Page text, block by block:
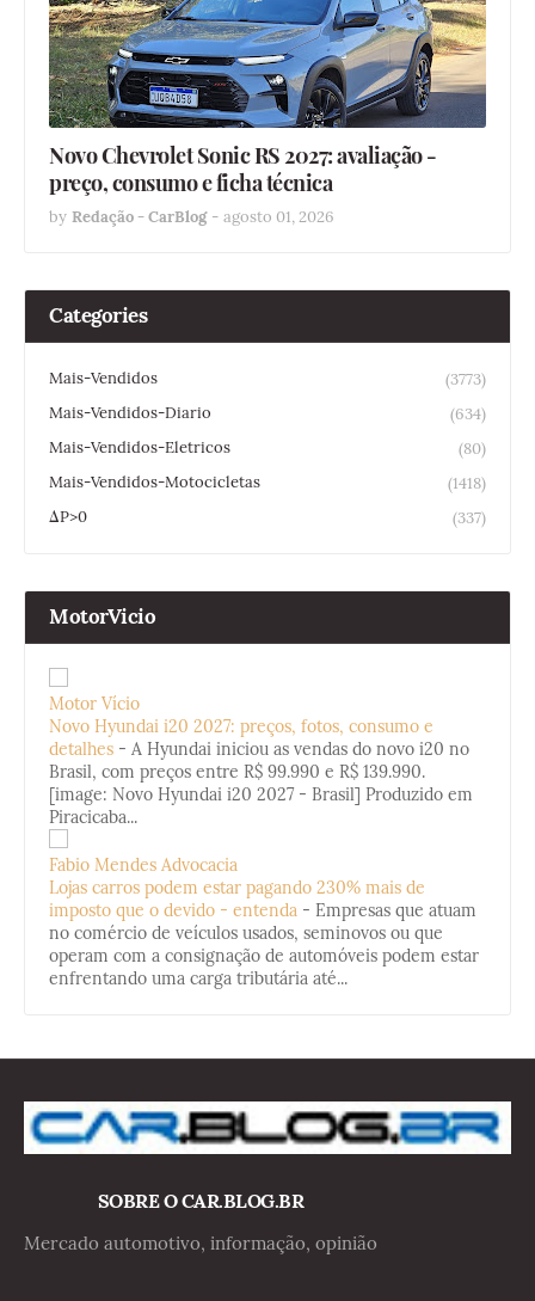
Novo Chevrolet Sonic RS 2027: avaliação -
preço, consumo e ficha técnica
by Redação - CarBlog - agosto 01, 2026
Categories
Mais-Vendidos
(3773)
Mais-Vendidos-Diario
(634)
Mais-Vendidos-Eletricos
(80)
Mais-Vendidos-Motocicletas
(1418)
ΔP>0
(337)
MotorVicio
Motor Vício
Novo Hyundai i20 2027: preços, fotos, consumo e
detalhes - A Hyundai iniciou as vendas do novo i20 no
Brasil, com preços entre R$ 99.990 e R$ 139.990.
[image: Novo Hyundai i20 2027 - Brasil] Produzido em
Piracicaba...
Fabio Mendes Advocacia
Lojas carros podem estar pagando 230% mais de
imposto que o devido - entenda - Empresas que atuam
no comércio de veículos usados, seminovos ou que
operam com a consignação de automóveis podem estar
enfrentando uma carga tributária até...
SOBRE O CAR.BLOG.BR
Mercado automotivo, informação, opinião